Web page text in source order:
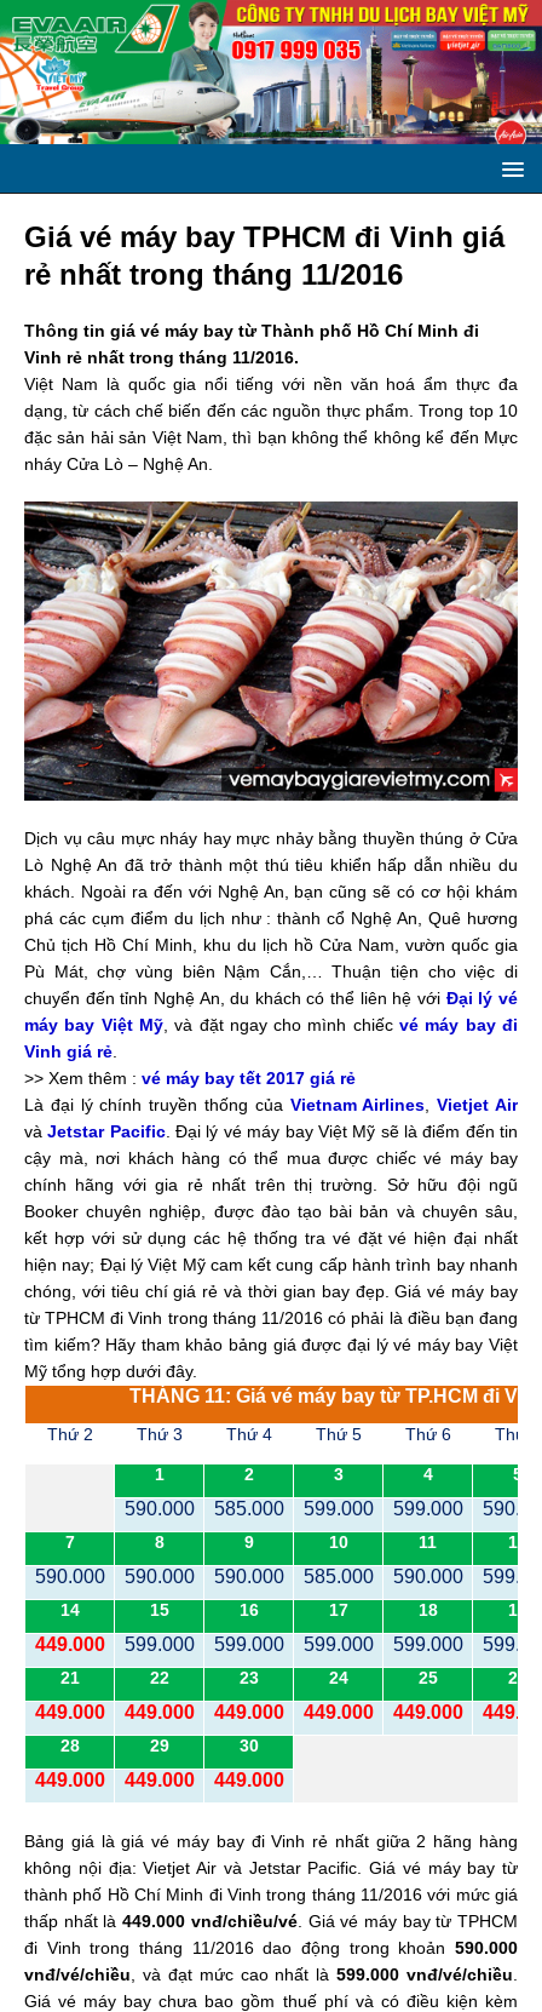
Giá vé máy bay TPHCM đi Vinh giá
rẻ nhất trong tháng 11/2016
Thông tin giá vé máy bay từ Thành phố Hồ Chí Minh đi
Vinh rẻ nhất trong tháng 11/2016.
Việt Nam là quốc gia nổi tiếng với nền văn hoá ẩm thực đa
dạng, từ cách chế biến đến các nguồn thực phẩm. Trong top 10
đặc sản hải sản Việt Nam, thì bạn không thể không kể đến Mực
nháy Cửa Lò – Nghệ An.
Dịch vụ câu mực nháy hay mực nhảy bằng thuyền thúng ở Cửa
Lò Nghệ An đã trở thành một thú tiêu khiển hấp dẫn nhiều du
khách. Ngoài ra đến với Nghệ An, bạn cũng sẽ có cơ hội khám
phá các cụm điểm du lịch như : thành cổ Nghệ An, Quê hương
Chủ tịch Hồ Chí Minh, khu du lịch hồ Cửa Nam, vườn quốc gia
Pù Mát, chợ vùng biên Nậm Cắn,… Thuận tiện cho việc di
chuyển đến tỉnh Nghệ An, du khách có thể liên hệ với Đại lý vé
máy bay Việt Mỹ,và đặt ngay cho mình chiếc vé máy bay đi
Vinh giá rẻ
>> Xem thêm : vé máy bay tết 2017 giá rẻ
Là đại lý chính truyền thống của Vietnam Airlines ,Vietjet Air
và Jetstar Pacific.Đại lý vé máy bay Việt Mỹ sẽ là điểm đến tin
cậy mà, nơi khách hàng có thể mua được chiếc vé máy bay
chính hãng với gia rẻ nhất trên thị trường. Sở hữu đội ngũ
Booker chuyên nghiệp, được đào tạo bài bản và chuyên sâu,
kết hợp với sử dụng các hệ thống tra vé đặt vé hiện đại nhất
hiện nay; Đại lý Việt Mỹ cam kết cung cấp hành trình bay nhanh
chóng, với tiêu chí giá rẻ và thời gian bay đẹp. Giá vé máy bay
từ TPHCM đi Vinh trong tháng 11/2016 có phải là điều bạn đang
tìm kiếm? Hãy tham khảo bảng giá được đại lý vé máy bay Việt
Mỹ tổng hợp dưới đây.
THÁNG 11: Giá vé máy bay từ TP.HCM đi
Thứ 2 Thứ 3 Thứ 4 Thứ 5 Thứ 6 Thứ 7
1 2 3 4 5
590.000 585.000 599.000 599.000
7 8 9 10 11 12
590.000 590.000 590.000 585.000 590.000
14 15 16 17 18 19
449.000 599.000 599.000 599.000 599.000
21 22 23 24 25 26
449.000 449.000 449.000 449.000 449.000
28 29 30
449.000 449.000 449.000
Bảng giá là giá vé máy bay đi Vinh rẻ nhất giữa 2 hãng hàng
không nội địa: Vietjet Air và Jetstar Pacific. Giá vé máy bay từ
thành phố Hồ Chí Minh đi Vinh trong tháng 11/2016 với mức giá
thấp nhất là449.000 vnđ/chiều/vé. Giá vé máy bay từ TPHCM
đi Vinh trong tháng 11/2016 dao động trong khoản 590.000
vnđ/vé/chiều , và đạt mức cao nhất là599.000 vnđ/vé/chiều
Giá vé máy bay chưa bao gồm thuế phí và có điều kiện kèm